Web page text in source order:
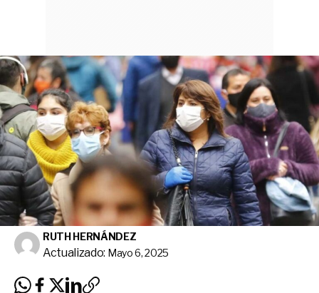
RUTH HERNÁNDEZ
Actualizado: Mayo 6, 2025